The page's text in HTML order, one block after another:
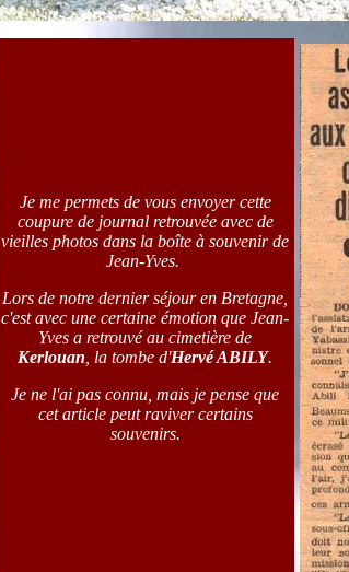
Je me permets de vous envoyer cette
coupure de journal retrouvée avec de
vieilles photos dans la boîte à souvenir de
Jean-Yves.
Lors de notre dernier séjour en Bretagne,
c'est avec une certaine émotion que Jean-
Yves a retrouvé au cimetière de
Kerlouan , la tombe d'Hervé ABILY.
Je ne l'ai pas connu, mais je pense que
cet article peut raviver certains
souvenirs.